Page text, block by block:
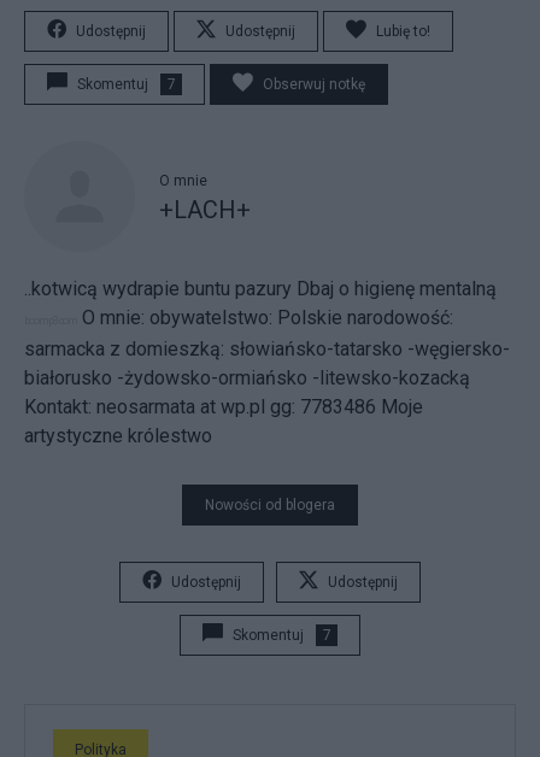
Udostępnij Udostępnij Lubię to!
Skomentuj 7 Obserwuj notkę
O mnie
+LACH+
..kotwicą wydrapie buntu pazury Dbaj o higienę mentalną
O mnie: obywatelstwo: Polskie narodowość:
sarmacka z domieszką: słowiańsko-tatarsko -węgiersko-
białorusko -żydowsko-ormiańsko -litewsko-kozacką
Kontakt: neosarmata at wp.pl gg: 7783486 Moje
artystyczne królestwo
Nowości od blogera
Udostępnij Udostępnij
Skomentuj 7
Polityka